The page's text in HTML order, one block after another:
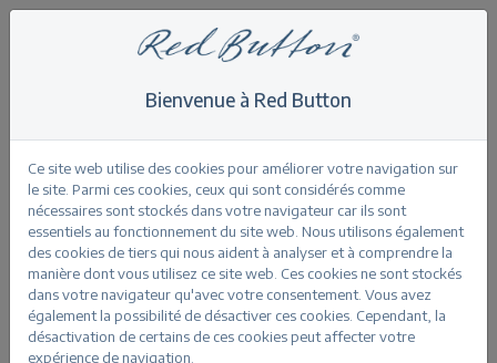
Ava short smart 21 CM
Retour
Ava short smart 21 CM red
Bienvenue à Red Button
Ce site web utilise des cookies pour améliorer votre navigation sur
le site. Parmi ces cookies, ceux qui sont considérés comme
nécessaires sont stockés dans votre navigateur car ils sont
essentiels au fonctionnement du site web. Nous utilisons également
des cookies de tiers qui nous aident à analyser et à comprendre la
manière dont vous utilisez ce site web. Ces cookies ne sont stockés
dans votre navigateur qu'avec votre consentement. Vous avez
également la possibilité de désactiver ces cookies. Cependant, la
désactivation de certains de ces cookies peut affecter votre
expérience de navigation.